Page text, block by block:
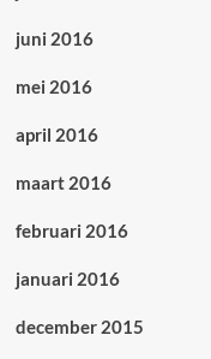
juni 2016
mei 2016
april 2016
maart 2016
februari 2016
januari 2016
december 2015